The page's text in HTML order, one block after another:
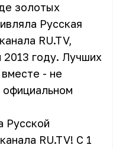
золотых
Русская
RU.TV,
году. Лучших
- не
официальном
Русской
RU.TV! С 1